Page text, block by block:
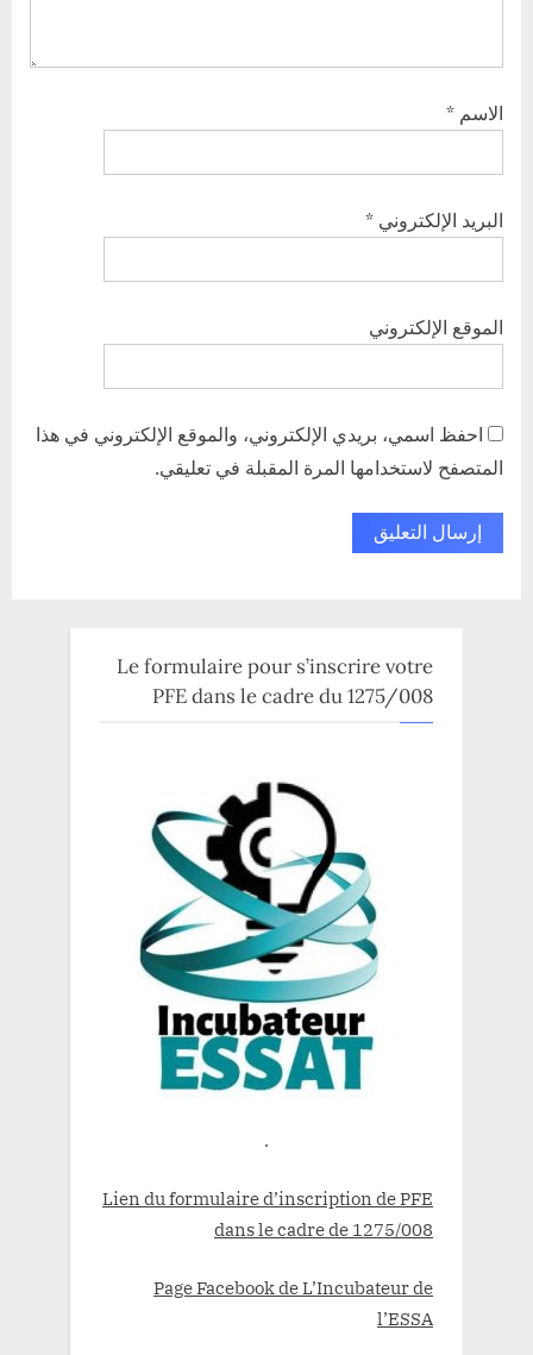
الاسم *
البريد الإلكتروني *
الموقع الإلكتروني
احفظ اسمي، بريدي الإلكتروني، والموقع الإلكتروني في هذا
المتصفح لاستخدامها المرة المقبلة في تعليقي.
Le formulaire pour s’inscrire votre
PFE dans le cadre du 1275/008
.
Lien du formulaire d’inscription de PFE
dans le cadre de 1275/008
Page Facebook de L’Incubateur de
l’ESSA